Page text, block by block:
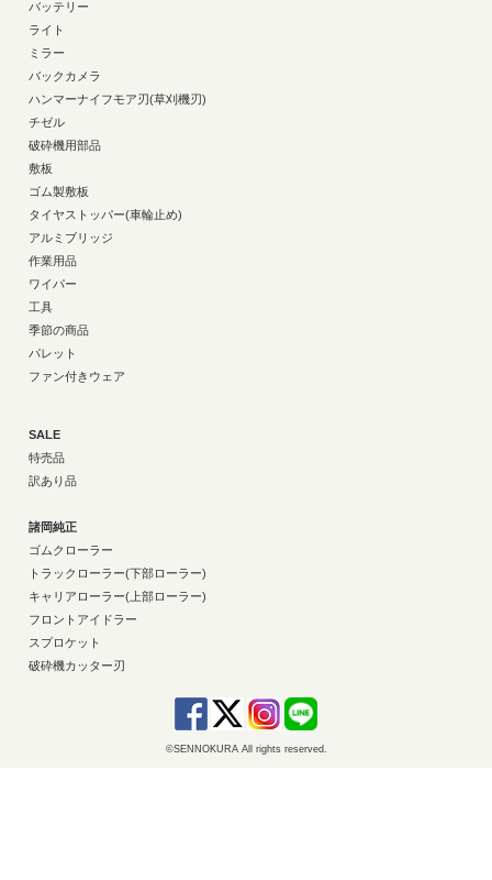
バッテリー
ライト
ミラー
バックカメラ
ハンマーナイフモア刃(草刈機刃)
チゼル
破砕機用部品
敷板
ゴム製敷板
タイヤストッパー(車輪止め)
アルミブリッジ
作業用品
ワイパー
工具
季節の商品
パレット
ファン付きウェア
SALE
特売品
訳あり品
諸岡純正
ゴムクローラー
トラックローラー(下部ローラー)
キャリアローラー(上部ローラー)
フロントアイドラー
スプロケット
破砕機カッター刃
©SENNOKURA All rights reserved.